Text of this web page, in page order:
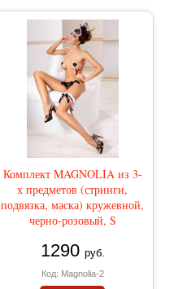
Комплект MAGNOLIA из 3-
х предметов (стринги,
подвязка, маска) кружевной,
черно-розовый, S
1290 руб.
Код: Magnolia-2